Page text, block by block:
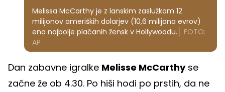
Melissa McCarthy je z lanskim zaslužkom 12
milijonov ameriških dolarjev (10,6 milijona evrov)
ena najbolje plačanih žensk v Hollywoodu.
FOTO:
AP
Dan zabavne igralke Melisse McCarthyse
začne že ob 4.30. Po hiši hodi po prstih, da ne